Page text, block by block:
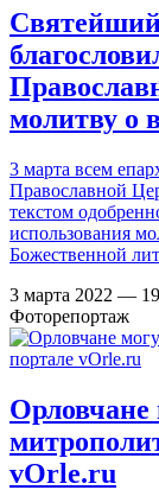
молитву о
3 марта всем
Православной
текстом
использования
Божественной
3 марта 2022 —
Фоторепортаж
Орловчане
vOrle.ru